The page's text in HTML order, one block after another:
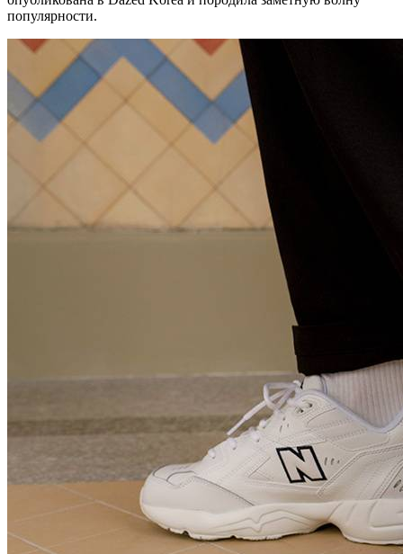
популярности.